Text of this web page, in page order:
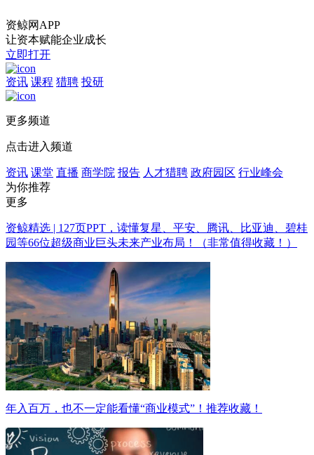
资鲸网APP
让资本赋能企业成长
立即打开
资讯 课程 猎聘 投研
更多频道
点击进入频道
资讯 课堂 直播 商学院 报告 人才猎聘 政府园区 行业峰会
为你推荐
更多
资鲸精选 | 127页PPT，读懂复星、平安、腾讯、比亚迪、碧桂
园等66位超级商业巨头未来产业布局！（非常值得收藏！）
年入百万，也不一定能看懂“商业模式”！推荐收藏！